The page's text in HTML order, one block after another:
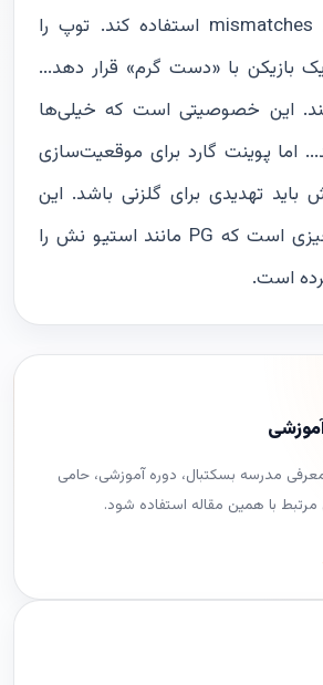
که از عدم تطابق mismatches استفاده کند. توپ را
بازیکن با «دست گرم» قرار دهد...
این خصوصیتی است که خیلی‌ها
اما پوینت گارد برای موقعیت‌سازی
باید تهدیدی برای گلزنی باشد. این
تهدید به گلزنی، چیزی است که PG مانند استیو نش را
است.
مدرسه بسکتبال، دوره آموزشی، حامی
با همین مقاله استفاده شود.